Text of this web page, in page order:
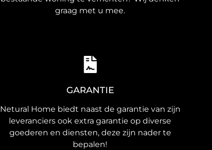
graag met u mee.
GARANTIE
Netural Home biedt naast de garantie van zijn
leveranciers ook extra garantie op diverse
goederen en diensten, deze zijn nader te
bepalen!